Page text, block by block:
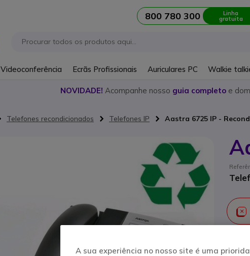
800 780 300 Linha
gratuita
Videoconferência Ecrãs Profissionais Auriculares PC Walkie
NOVIDADE! Acompanhe nosso guia completo e
Telefones recondicionados Telefones IP Aastra 6725 IP -
A sua experiência no nosso site é uma